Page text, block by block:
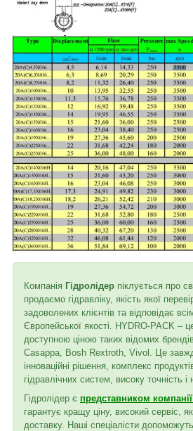
Компанія Гідролідер піклується про
продаємо гідравліку, якість якої
задоволених клієнтів та відповідає
Європейської якості. HYDRO-PACK –
доступною ціною таких відомих
Casappa, Bosh Rextroth, Vivol. Це
інноваційні рішення, комплекс
гідравлічних систем, високу точність і
Гідролідер є представником
гарантує кращу ціну, високий сервіс,
доставку. Наші спеціалісти